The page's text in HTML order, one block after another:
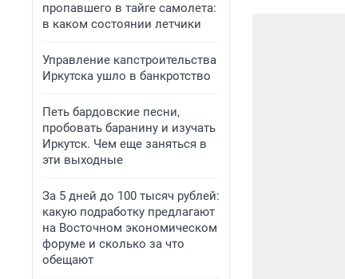
пропавшего в тайге самолета:
в каком состоянии летчики
Управление капстроительства
Иркутска ушло в банкротство
Петь бардовские песни,
пробовать баранину и изучать
Иркутск. Чем еще заняться в
эти выходные
За 5 дней до 100 тысяч рублей:
какую подработку предлагают
на Восточном экономическом
форуме и сколько за что
обещают